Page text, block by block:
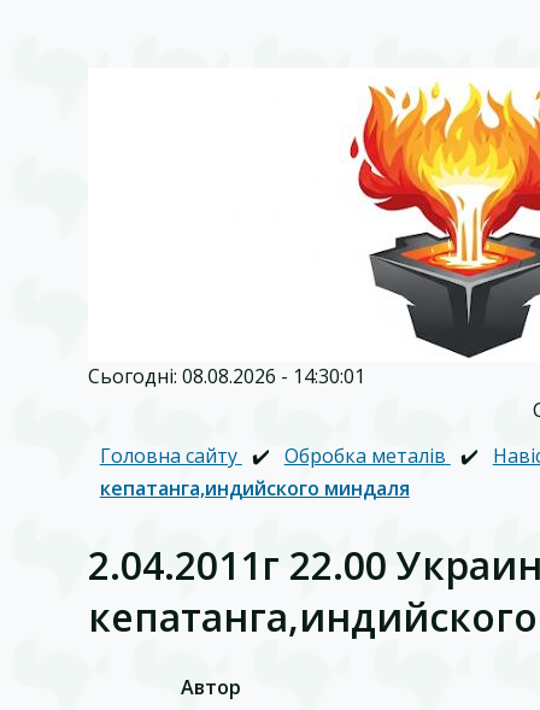
Сьогодні: 08.08.2026 - 14:30:01
Головна сайту ✔️ Обробка металів ✔️
кепатанга,индийского миндаля
2.04.2011г 22.00
Автор